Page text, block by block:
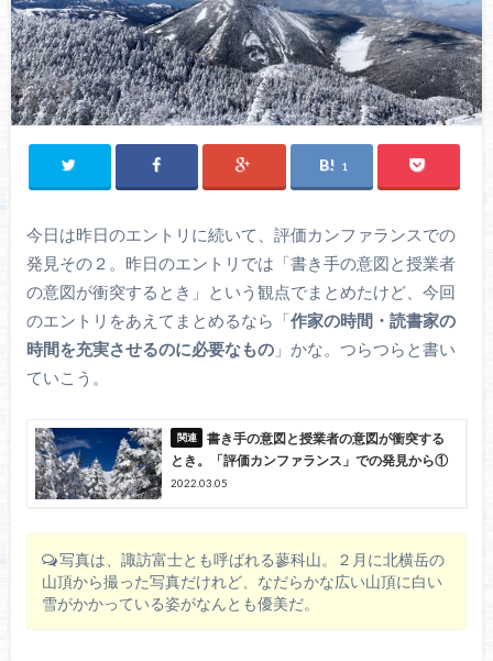
1
今日は昨日のエントリに続いて、評価カンファランスでの
発見その２。昨日のエントリでは「書き手の意図と授業者
の意図が衝突するとき」という観点でまとめたけど、今回
のエントリをあえてまとめるなら「作家の時間・読書家の
時間を充実させるのに必要なもの」かな。つらつらと書い
ていこう。
書き手の意図と授業者の意図が衝突する
とき。「評価カンファランス」での発見から①
2022.03.05
写真は、諏訪富士とも呼ばれる蓼科山。２月に北横岳の
山頂から撮った写真だけれど、なだらかな広い山頂に白い
雪がかかっている姿がなんとも優美だ。